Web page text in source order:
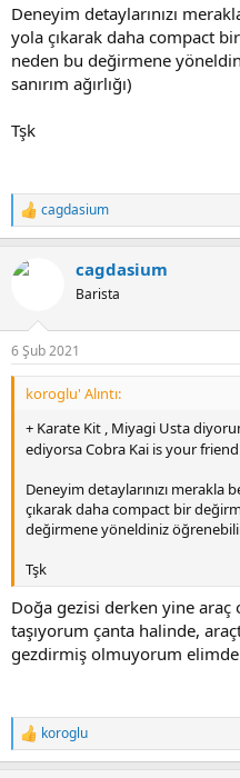
Deneyim detaylarınızı
yola çıkarak daha compact
neden bu değirmene
sanırım ağırlığı)
Tşk
T
e
k
cagdasium
cagdasium
Barista
6 Şub 2021
koroglu' Alıntı:
+ Karate Kit , Miyagi Usta
ediyorsa Cobra Kai is your friend
Deneyim detaylarınızı
çıkarak daha compact bir
değirmene yöneldiniz öğrenebilir
Tşk
Doğa gezisi derken yine araç
taşıyorum çanta halinde,
gezdirmiş olmuyorum
T
e
koroglu